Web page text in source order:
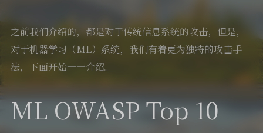
之前我们介绍的，都是对于传统信息系统的攻击，但是，
对于机器学习（ML）系统，我们有着更为独特的攻击手
法，下面开始一一介绍。
ML OWASP Top 10